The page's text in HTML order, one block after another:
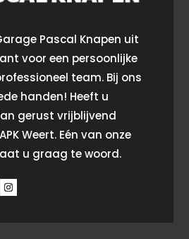
Pascal Knapen uit
voor een persoonlijke
team. Bij ons
handen! Heeft u
gerust vrijblijvend
Weert. Eén van onze
u graag te woord.